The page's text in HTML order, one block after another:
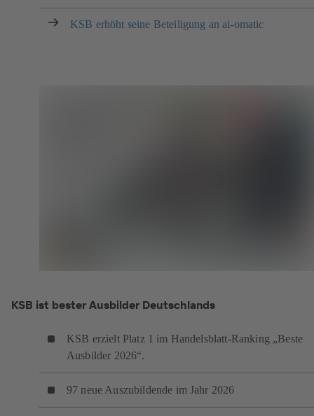
KSB erhöht seine Beteiligung an ai-omatic
KSB ist bester Ausbilder Deutschlands
KSB erzielt Platz 1 im Handelsblatt-Ranking „Beste
Ausbilder 2026“.
97 neue Auszubildende im Jahr 2026